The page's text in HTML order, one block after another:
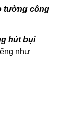
tường công
hút bụi
như